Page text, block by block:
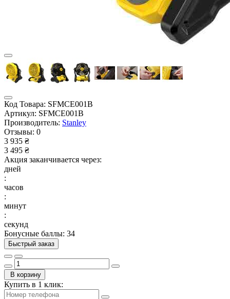
Код Товара: SFMCE001B
Артикул: SFMCE001B
Производитель: Stanley
Отзывы: 0
3 935 ₴
3 495 ₴
Акция заканчивается через:
дней
:
часов
:
минут
:
секунд
Бонусные баллы: 34
Быстрый заказ
В корзину
Купить в 1 клик: